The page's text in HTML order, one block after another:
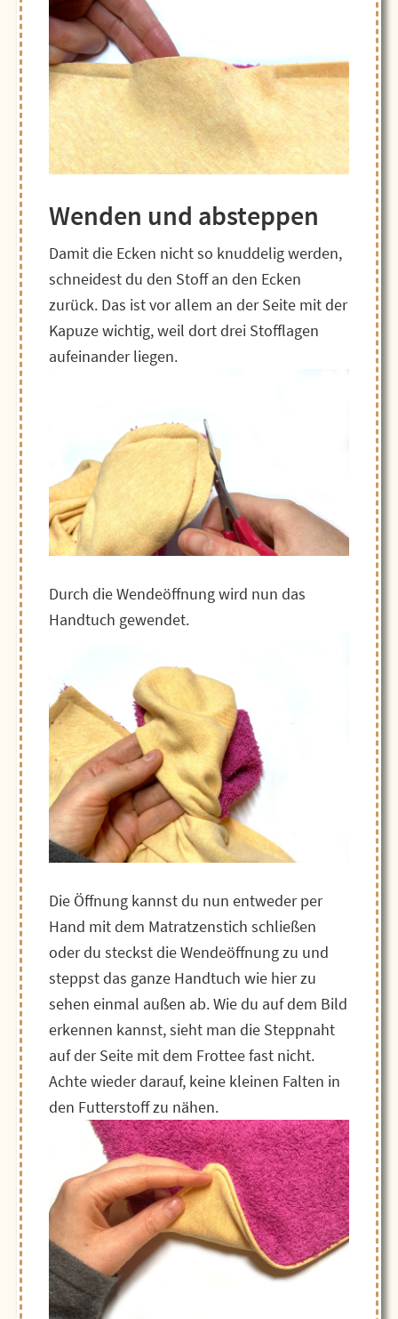
Wenden und absteppen
Damit die Ecken nicht so knuddelig werden,
schneidest du den Stoff an den Ecken
zurück. Das ist vor allem an der Seite mit der
Kapuze wichtig, weil dort drei Stofflagen
aufeinander liegen.
Durch die Wendeöffnung wird nun das
Handtuch gewendet.
Die Öffnung kannst du nun entweder per
Hand mit dem Matratzenstich schließen
oder du steckst die Wendeöffnung zu und
steppst das ganze Handtuch wie hier zu
sehen einmal außen ab. Wie du auf dem Bild
erkennen kannst, sieht man die Steppnaht
auf der Seite mit dem Frottee fast nicht.
Achte wieder darauf, keine kleinen Falten in
den Futterstoff zu nähen.